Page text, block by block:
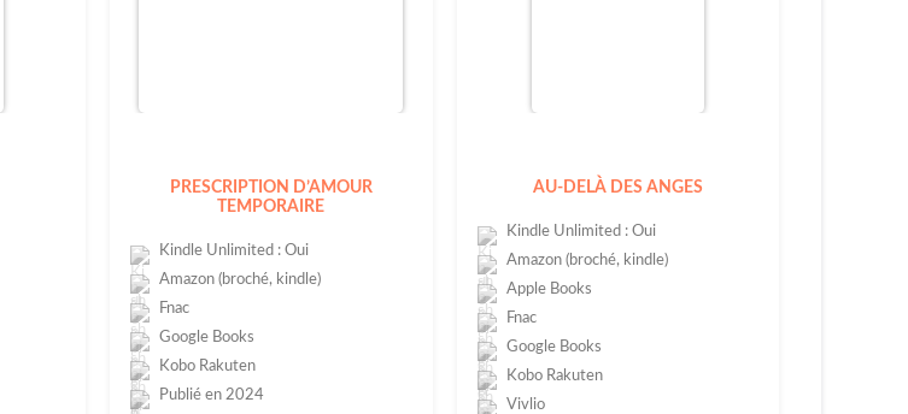
PRESCRIPTION D’AMOUR
TEMPORAIRE
Kindle Unlimited : Oui
Amazon (broché, kindle)
Fnac
Google Books
Kobo Rakuten
Publié en 2024
AU-DELÀ DES ANGES
Kindle Unlimited : Oui
Amazon (broché, kindle)
Apple Books
Fnac
Google Books
Kobo Rakuten
Vivlio